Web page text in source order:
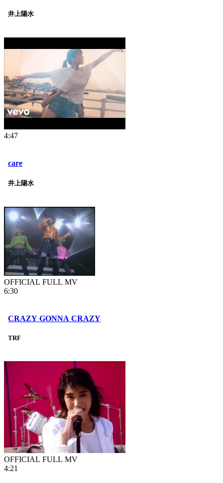
井上陽水
4:47
care
井上陽水
OFFICIAL FULL MV
6:30
CRAZY GONNA CRAZY
TRF
OFFICIAL FULL MV
4:21